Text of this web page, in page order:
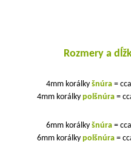
Rozmery a
4mm korálky šnúra =
4mm korálky polšnúra =
6mm korálky šnúra =
6mm korálky polšnúra =